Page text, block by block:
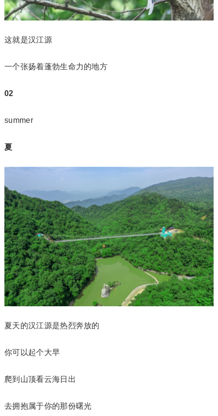
这就是汉江源
一个张扬着蓬勃生命力的地方
02
summer
夏
夏天的汉江源是热烈奔放的
你可以起个大早
爬到山顶看云海日出
去拥抱属于你的那份曙光